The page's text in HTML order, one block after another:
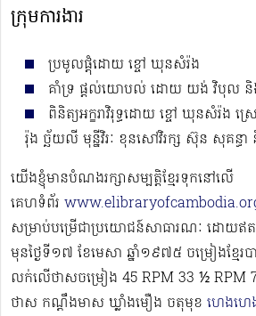
ក្រុមការងារ
ប្រមូលផ្ដុំដោយ ខ្ចៅ ឃុនសំរ៉ង
គាំទ្រ ផ្ដល់យោបល់ ដោយ យង់ វិបុល
ពិនិត្យអក្ខរាវិរុទ្ធដោយ ខ្ចៅ ឃុនសំរ៉ង
រ៉ុង ច្ឆ័យលី មុន្នីវិរៈ ខុនសៅវិរក្ស ស៊ុន សុគន្ធ
យើងខ្ញុំមានបំណងរក្សាសម្បត្តិខ្មែរទុកនៅលើ
គេហទំព័រ
សម្រាប់បម្រើជាប្រយោជន៍សាធារណៈ ដោយឥ
មុនថ្ងៃទី១៧ ខែមេសា ឆ្នាំ១៩៧៥ ចម្រៀងខ្មែរ
លក់លើថាសចម្រៀង 45 RPM 33 ½ RPM
ថាស កណ្ដឹងមាស ឃ្លាំងមឿង ចតុមុខ ហេងហេ